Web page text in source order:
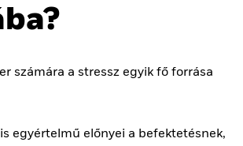
számára a stressz egyik fő forrása
egyértelmű előnyei a befektetésnek,